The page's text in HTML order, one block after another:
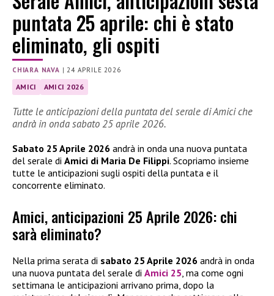
puntata 25 aprile: chi è stato
eliminato, gli ospiti
CHIARA NAVA |24 APRILE 2026
AMICI AMICI 2026
Tutte le anticipazioni della puntata del serale di Amici che
andrà in onda sabato 25 aprile 2026.
Sabato 25 Aprile 2026 andrà in onda una nuova puntata
del serale di Amici di Maria De Filippi. Scopriamo insieme
tutte le anticipazioni sugli ospiti della puntata e il
concorrente eliminato.
Amici, anticipazioni 25 Aprile 2026: chi
sarà eliminato?
Nella prima serata di sabato 25 Aprile 2026 andrà in onda
una nuova puntata del serale di Amici 25 , ma come ogni
settimana le anticipazioni arrivano prima, dopo la